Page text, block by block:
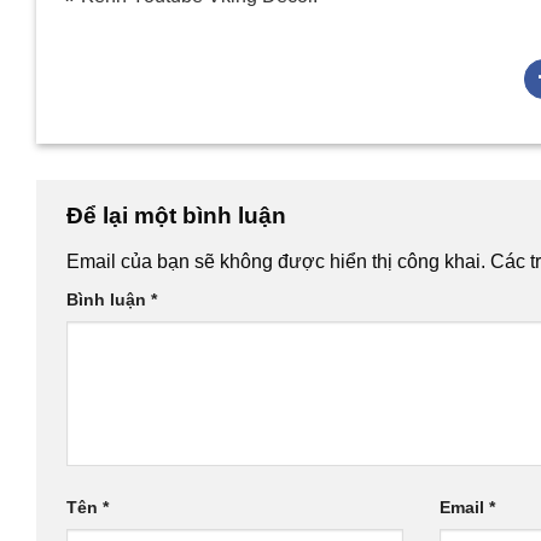
Để lại một bình luận
Email của bạn sẽ không được hiển thị công khai. Các
Bình luận *
Tên * Email*